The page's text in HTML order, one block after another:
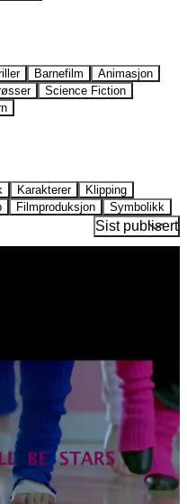
Barnefilm
Animasjon
Science Fiction
Karakterer
Klipping
Filmproduksjon Symbolikk
Sist publisert